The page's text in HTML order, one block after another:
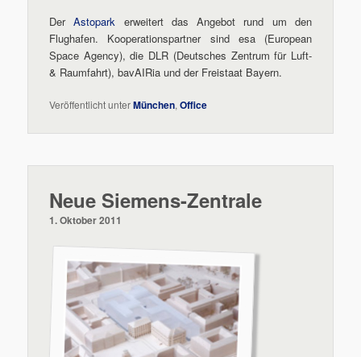
DerAstopark erweitert das Angebot rund um den
Flughafen. Kooperationspartner sind esa (European
Space Agency), die DLR (Deutsches Zentrum für Luft-
& Raumfahrt), bavAIRia und der Freistaat Bayern.
Veröffentlicht unterMünchen,Office
Neue Siemens-Zentrale
1. Oktober 2011